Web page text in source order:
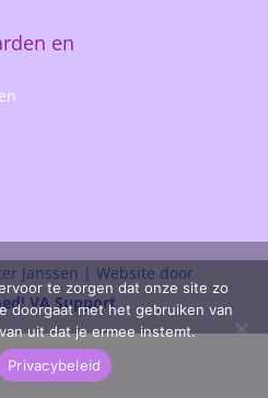
en
Janssen | Website door
VA Support
te zorgen dat onze site zo
doorgaat met het gebruiken van
uit dat je ermee instemt.
Privacybeleid